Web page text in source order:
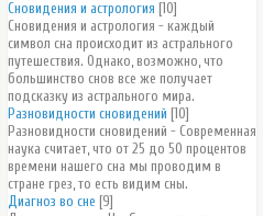
Сновидения и астрология [10]
Сновидения и астрология - каждый
символ сна происходит из астрального
путешествия. Однако, возможно, что
большинство снов все же получает
подсказку из астрального мира.
Разновидности сновидений [10]
Разновидности сновидений - Современная
наука считает, что от 25 до 50 процентов
времени нашего сна мы проводим в
стране грез, то есть видим сны.
Диагноз во сне [9]